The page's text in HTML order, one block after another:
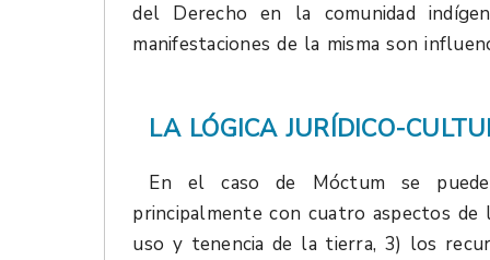
del Derecho en la comunidad
manifestaciones de la misma son
LA LÓGICA JURÍDICO-
En el caso de Móctum se
principalmente con cuatro aspectos de
uso y tenencia de la tierra, 3) los